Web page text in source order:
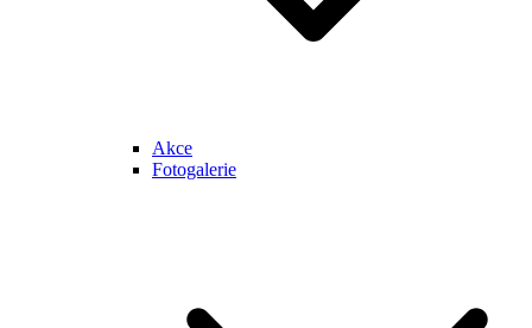
Akce
Fotogalerie